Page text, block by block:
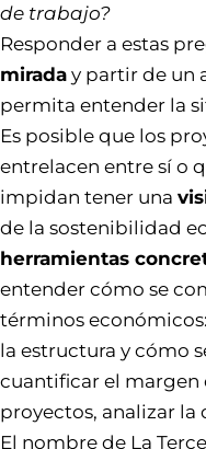
de trabajo?
Responder a estas
mirada y partir de un
permita entender la
Es posible que los
entrelacen entre sí o
impidan tener una
de la sostenibilidad
herramientas
entender cómo se
términos
la estructura y cómo
cuantificar el margen
proyectos, analizar
El nombre de La